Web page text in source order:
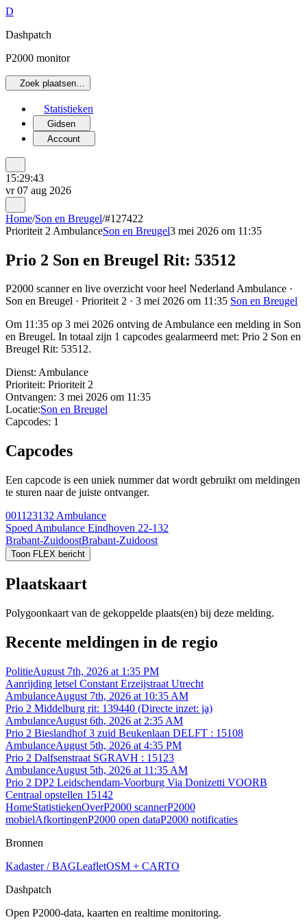
D
Dashpatch
P2000 monitor
Zoek plaatsen…
Statistieken
Gidsen
Account
15:29:43
vr 07 aug 2026
Home/Son en Breugel/#127422
Prioriteit 2 AmbulanceSon en Breugel3 mei 2026 om 11:35
Prio 2 Son en Breugel Rit: 53512
P2000 scanner en live overzicht voor heel Nederland Ambulance ·
Son en Breugel · Prioriteit 2 · 3 mei 2026 om 11:35 Son en Breugel
Om 11:35 op 3 mei 2026 ontving de Ambulance een melding in Son
en Breugel. In totaal zijn 1 capcodes gealarmeerd met: Prio 2 Son en
Breugel Rit: 53512.
Dienst: Ambulance
Prioriteit: Prioriteit 2
Ontvangen: 3 mei 2026 om 11:35
Locatie:Son en Breugel
Capcodes: 1
Capcodes
Een capcode is een uniek nummer dat wordt gebruikt om meldingen
te sturen naar de juiste ontvanger.
001123132 Ambulance
Spoed Ambulance Eindhoven 22-132
Brabant-ZuidoostBrabant-Zuidoost
Toon FLEX bericht
Plaatskaart
Polygoonkaart van de gekoppelde plaats(en) bij deze melding.
Recente meldingen in de regio
PolitieAugust 7th, 2026 at 1:35 PM
Aanrijding letsel Constant Erzeijstraat Utrecht
AmbulanceAugust 7th, 2026 at 10:35 AM
Prio 2 Middelburg rit: 139440 (Directe inzet: ja)
AmbulanceAugust 6th, 2026 at 2:35 AM
Prio 2 Bieslandhof 3 zuid Beukenlaan DELFT : 15108
AmbulanceAugust 5th, 2026 at 4:35 PM
Prio 2 Dalfsenstraat SGRAVH : 15123
AmbulanceAugust 5th, 2026 at 11:35 AM
Prio 2 DP2 Leidschendam-Voorburg Via Donizetti VOORB
Centraal opstellen 15142
HomeStatistiekenOverP2000 scannerP2000
mobielAfkortingenP2000 open dataP2000 notificaties
Bronnen
Kadaster / BAGLeafletOSM + CARTO
Dashpatch
Open P2000-data, kaarten en realtime monitoring.